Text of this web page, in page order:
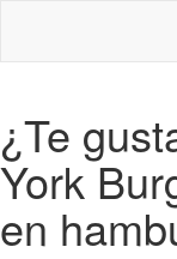
¿Te
York
en